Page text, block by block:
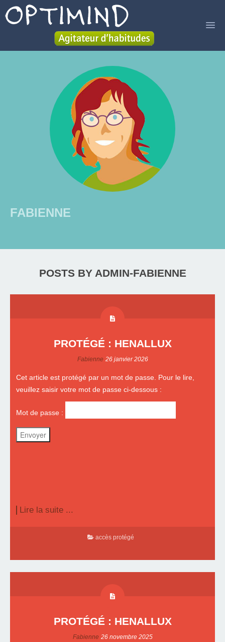
FABIENNE
POSTS BY ADMIN-FABIENNE
PROTÉGÉ : HENALLUX
Fabienne 26 janvier 2026
Cet article est protégé par un mot de passe. Pour le lire,
veuillez saisir votre mot de passe ci-dessous :
Mot de passe :
Lire la suite ...
accès protégé
PROTÉGÉ : HENALLUX
Fabienne 26 novembre 2025